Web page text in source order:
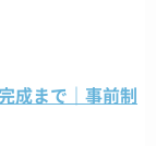
成まで｜事前制